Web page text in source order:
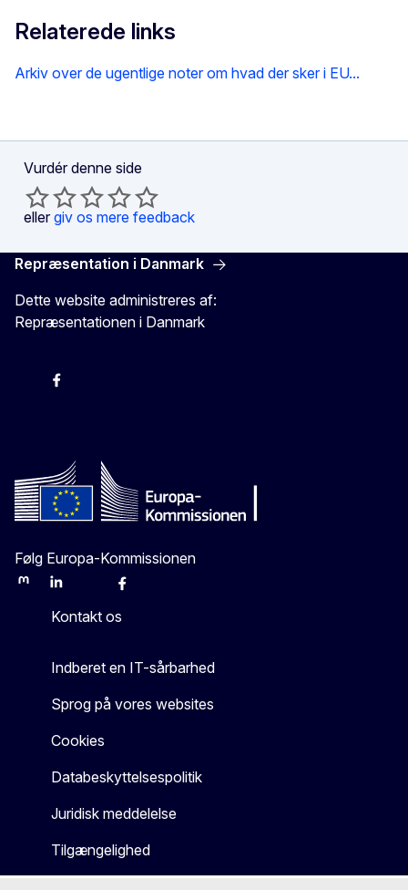
Relaterede links
Arkiv over de ugentlige noter om hvad der sker i EU...
Vurdér denne side
eller giv os mere feedback
Repræsentation i Danmark
Dette website administreres af:
Repræsentationen i Danmark
Følg Europa-Kommissionen
MastodonLinkedInBlueskyFacebook
Kontakt os
Indberet en IT-sårbarhed
Sprog på vores websites
Cookies
Databeskyttelsespolitik
Juridisk meddelelse
Tilgængelighed